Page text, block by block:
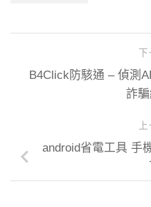
下
B4Click防駭通 – 偵測
詐
android省電工具 手